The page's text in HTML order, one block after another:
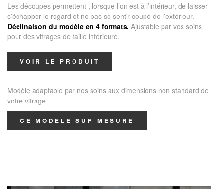
Les découpes permettent , lorsque l’on est à l’intérieur, de laisser
s’échapper le regard et ne pas se sentir coupé de l’extérieur.
Déclinaison du modèle en 4 formats. Ajustable par vos soins
pour des vitrages de taille inférieure.
VOIR LE PRODUIT
Modèle adaptable par nos soins aux dimensions non standard de
votre vitrage.
CE MODÈLE SUR MESURE